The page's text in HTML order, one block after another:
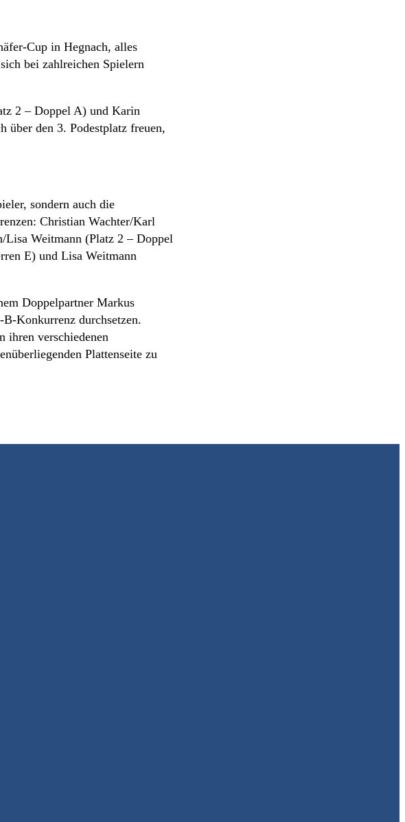
Cup in Hegnach, alles
bei zahlreichen Spielern
2 – Doppel A) und Karin
den 3. Podestplatz freuen,
sondern auch die
Christian Wachter/Karl
Weitmann (Platz 2 – Doppel
E) und Lisa Weitmann
Doppelpartner Markus
Konkurrenz durchsetzen.
ihren verschiedenen
Plattenseite zu